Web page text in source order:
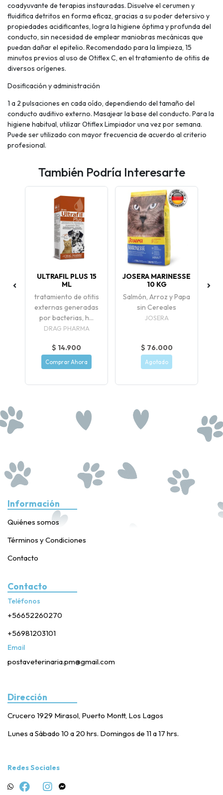
coadyuvante de terapias instauradas. Disuelve el cerumen y
fluidifica detritos en forma eficaz, gracias a su poder detersivo y
propiedades acidificantes, logra la higiene óptima y profunda del
conducto, sin necesidad de emplear maniobras mecánicas que
puedan dañar el epitelio. Recomendado para la limpieza, 15
minutos previos al uso de Otiflex C, en el tratamiento de otitis de
diversos orígenes.
Dosificación y administración
1 a 2 pulsaciones en cada oído, dependiendo del tamaño del
conducto auditivo externo. Masajear la base del conducto. Para la
higiene habitual, utilizar Otiflex Limpiador una vez por semana.
Puede ser utilizado con mayor frecuencia de acuerdo al criterio
profesional.
También Podría Interesarte
ULTRAFIL PLUS 15
ML
tratamiento de otitis
externas generadas
por bacterias, h...
DRAG PHARMA
$ 14.900
Comprar Ahora
JOSERA MARINESSE
10 KG
Salmón, Arroz y Papa
sin Cereales
JOSERA
$ 76.000
Agotado
Información
Quiénes somos
Términos y Condiciones
Contacto
Contacto
Teléfonos
+56652260270
+56981203101
Email
postaveterinaria.pm@gmail.com
Dirección
Crucero 1929 Mirasol, Puerto Montt, Los Lagos
Lunes a Sábado 10 a 20 hrs. Domingos de 11 a 17 hrs.
Redes Sociales